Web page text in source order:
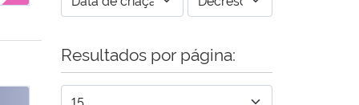
FARMÁCIA E NUTRIÇÃO
Resultados por página: